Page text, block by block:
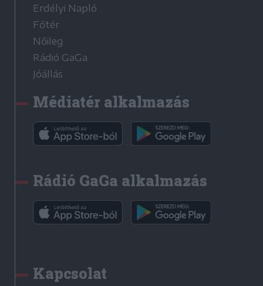
Erdélyi Napló
Főtér
Nőileg
Rádió GaGa
Jóállás
Médiatér alkalmazás
Rádió GaGa alkalmazás
Kapcsolat